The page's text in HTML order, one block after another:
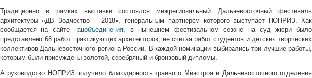
Традиционно в рамках выставки состоялся межрегиональный Дальневосточный фестиваль
архитектуры «ДВ Зодчество – 2018», генеральным партнером которого выступает НОПРИЗ. Как
сообщается на сайтенацобъединения, в нынешнем фестивальном сезоне на суд жюри было
представлено 68 работ практикующих архитекторов, не считая работ студентов и детских творческих
коллективов Дальневосточного региона России. В каждой номинации выбирались три лучшие работы,
которым были присуждены золотой, серебряный и бронзовый дипломы.
А руководство НОПРИЗ получило благодарность краевого Минстроя и Дальневосточного отделения